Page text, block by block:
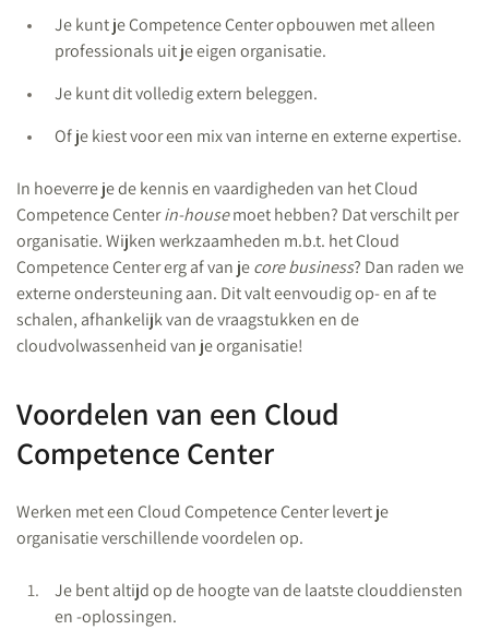
Je kunt je Competence Center opbouwen met alleen
professionals uit je eigen organisatie.
Je kunt dit volledig extern beleggen.
Of je kiest voor een mix van interne en externe expertise.
In hoeverre je de kennis en vaardigheden van het Cloud
Competence Centerin-housemoet hebben? Dat verschilt per
organisatie. Wijken werkzaamheden m.b.t. het Cloud
Competence Center erg af van jecore business? Dan raden we
externe ondersteuning aan. Dit valt eenvoudig op- en af te
schalen, afhankelijk van de vraagstukken en de
cloudvolwassenheid van je organisatie!
Voordelen van een Cloud
Competence Center
Werken met een Cloud Competence Center levert je
organisatie verschillende voordelen op.
Je bent altijd op de hoogte van de laatste clouddiensten
en -oplossingen.